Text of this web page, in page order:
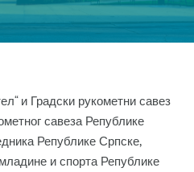
и Градски рукометни савез
савеза Републике
Републике Српске,
и спорта Републике